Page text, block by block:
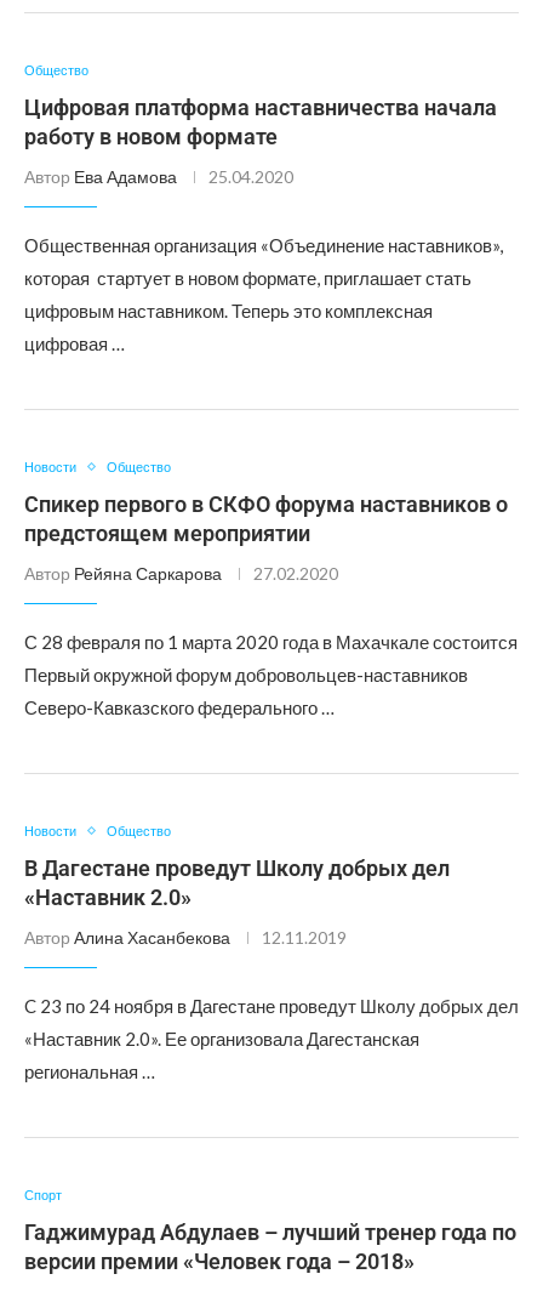
Общество
Цифровая платформа наставничества начала
работу в новом формате
Автор Ева Адамова 25.04.2020
Общественная организация «Объединение наставников»,
которая стартует в новом формате, приглашает стать
цифровым наставником. Теперь это комплексная
цифровая …
Новости Общество
Спикер первого в СКФО форума наставников о
предстоящем мероприятии
Автор Рейяна Саркарова 27.02.2020
С 28 февраля по 1 марта 2020 года в Махачкале состоится
Первый окружной форум добровольцев-наставников
Северо-Кавказского федерального …
Новости Общество
В Дагестане проведут Школу добрых дел
«Наставник 2.0»
Автор Алина Хасанбекова 12.11.2019
C 23 по 24 ноября в Дагестане проведут Школу добрых дел
«Наставник 2.0». Ее организовала Дагестанская
региональная …
Спорт
Гаджимурад Абдулаев – лучший тренер года по
версии премии «Человек года – 2018»